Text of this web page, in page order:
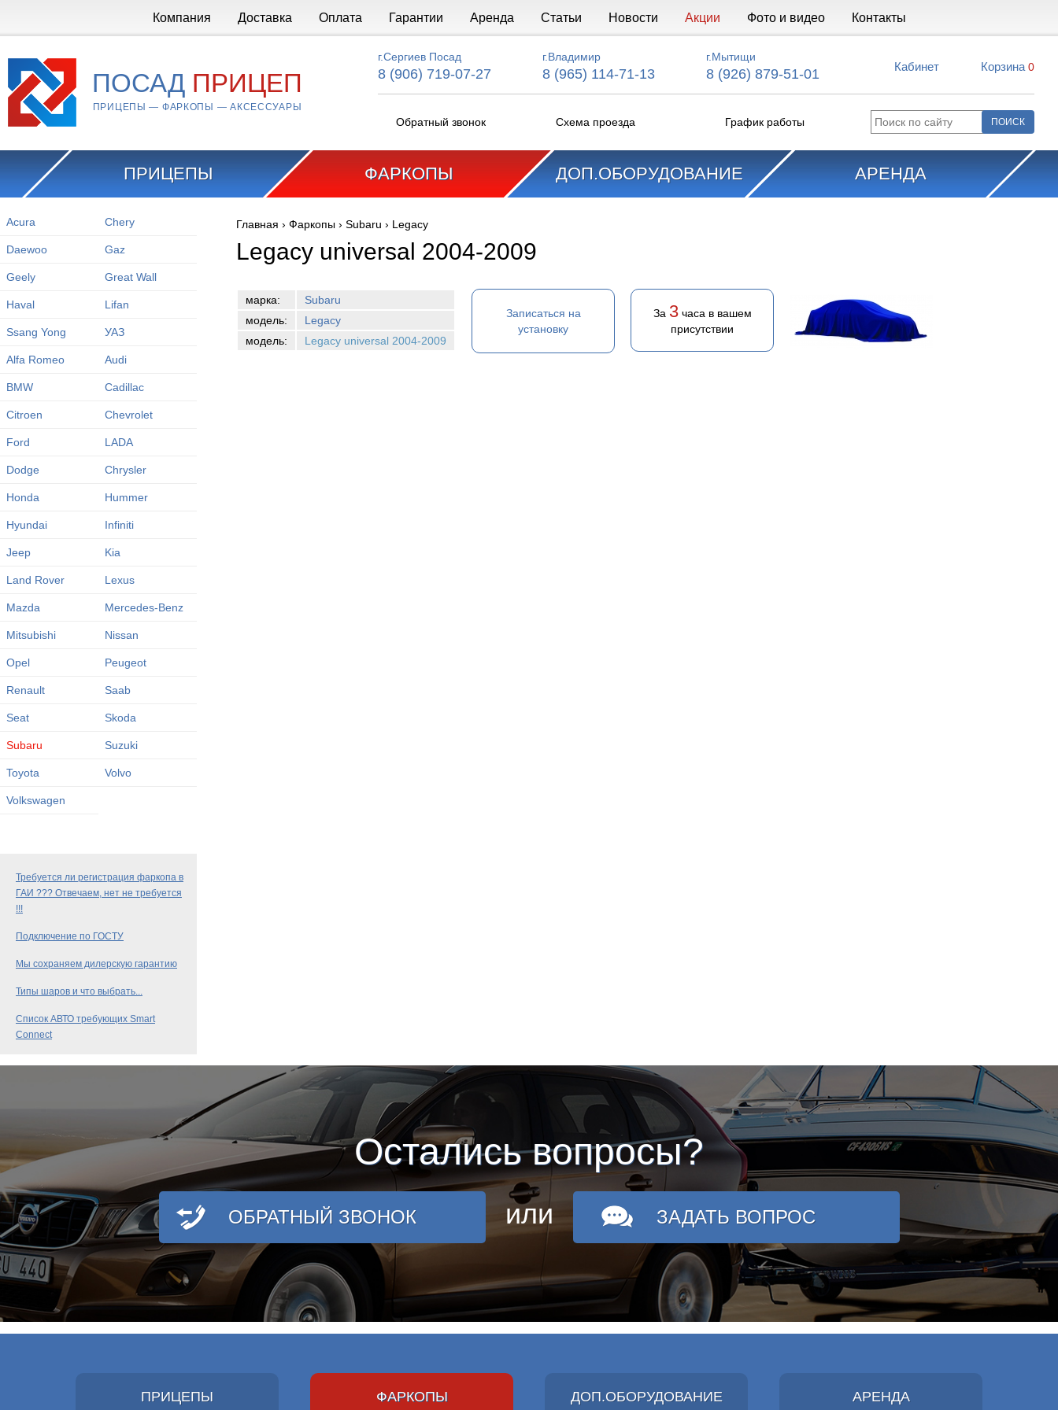
Компания Доставка Оплата Гарантии Аренда Статьи Новости Акции Фото и видео Контакты
ПОСАД ПРИЦЕП
ПРИЦЕПЫ — ФАРКОПЫ — АКСЕССУАРЫ
г.Сергиев Посад
8 (906) 719-07-27
г.Владимир
8 (965) 114-71-13
г.Мытищи
8 (926) 879-51-01 Кабинет Корзина 0
Обратный звонок Схема проезда График работы
ПРИЦЕПЫ ФАРКОПЫ ДОП.ОБОРУДОВАНИЕ АРЕНДА
Acura Chery
Daewoo Gaz
Geely Great Wall
Haval Lifan
Ssang Yong УАЗ
Alfa Romeo Audi
BMW Cadillac
Citroen Chevrolet
Ford LADA
Dodge Chrysler
Honda Hummer
Hyundai Infiniti
Jeep Kia
Land Rover Lexus
Mazda Mercedes-Benz
Mitsubishi Nissan
Opel Peugeot
Renault Saab
Seat Skoda
Subaru Suzuki
Toyota Volvo
Volkswagen
Требуется ли регистрация фаркопа в
ГАИ ??? Отвечаем, нет не требуется
!!!
Подключение по ГОСТУ
Мы сохраняем дилерскую гарантию
Типы шаров и что выбрать...
Список АВТО требующих Smart
Connect
Вы здесь
Главная › Фаркопы › Subaru › Legacy
Legacy universal 2004-2009
марка:
Subaru
модель:
Legacy
модель:
Legacy universal 2004-2009
Записаться на
установку
За 3часа в вашем
присутствии
Остались вопросы?
ОБРАТНЫЙ ЗВОНОК или ЗАДАТЬ ВОПРОС
ПРИЦЕПЫ ФАРКОПЫ ДОП.ОБОРУДОВАНИЕ АРЕНДА